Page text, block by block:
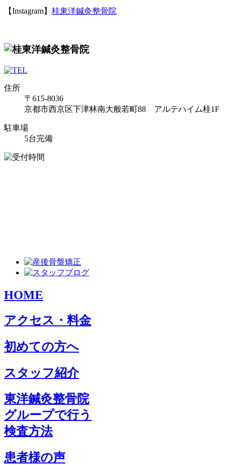
【Instagram】 桂東洋鍼灸整骨院
住所
〒615-8036
京都市西京区下津林南大般若町88 アルテハイム桂1F
駐車場
5台完備
HOME
アクセス・料金
初めての方へ
スタッフ紹介
東洋鍼灸整骨院
グループで行う
検査方法
患者様の声